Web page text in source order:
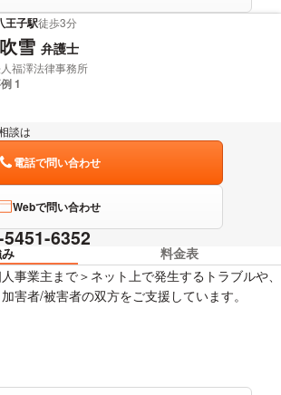
王子駅徒歩3分
雪 弁護士
福澤法律事務所
1
談は
電話で問い合わせ
Webで問い合わせ
6352
料金表
事業主まで＞ネット上で発生するトラブルや、
害者/被害者の双方をご支援しています。
ている要素を